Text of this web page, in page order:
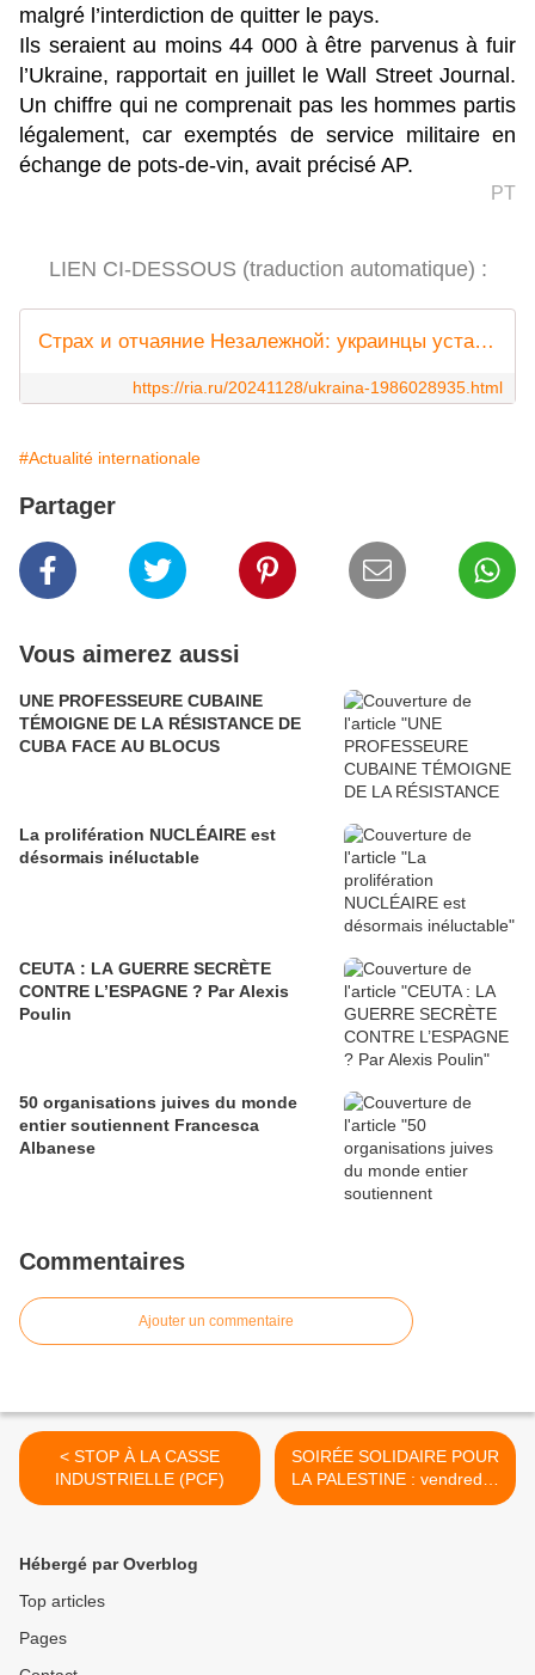
malgré l’interdiction de quitter le pays.
Ils seraient au moins 44 000 à être parvenus à fuir
l’Ukraine, rapportait en juillet le Wall Street Journal.
Un chiffre qui ne comprenait pas les hommes partis
légalement, car exemptés de service militaire en
échange de pots-de-vin, avait précisé AP.
PT
LIEN CI-DESSOUS (traduction automatique) :
Страх и отчаяние Незалежной: украинцы устали воевать
https://ria.ru/20241128/ukraina-1986028935.html
#Actualité internationale
Partager
Vous aimerez aussi
UNE PROFESSEURE CUBAINE
TÉMOIGNE DE LA RÉSISTANCE DE
CUBA FACE AU BLOCUS
La prolifération NUCLÉAIRE est
désormais inéluctable
CEUTA : LA GUERRE SECRÈTE
CONTRE L’ESPAGNE ? Par Alexis
Poulin
50 organisations juives du monde
entier soutiennent Francesca
Albanese
Commentaires
Ajouter un commentaire
< STOP À LA CASSE
INDUSTRIELLE (PCF)
SOIRÉE SOLIDAIRE POUR
LA PALESTINE : vendredi 6
décembre 2024 à Choisy-
Hébergé par Overblog
Top articles
Pages